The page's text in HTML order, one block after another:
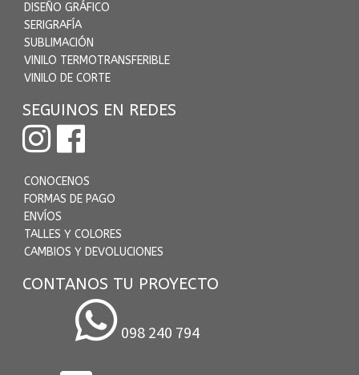
DISEÑO GRÁFICO
SERIGRAFÍA
SUBLIMACIÓN
VINILO TERMOTRANSFERIBLE
VINILO DE CORTE
SEGUINOS EN REDES
CONOCENOS
FORMAS DE PAGO
ENVÍOS
TALLES Y COLORES
CAMBIOS Y DEVOLUCIONES
CONTANOS TU PROYECTO
098 240 794